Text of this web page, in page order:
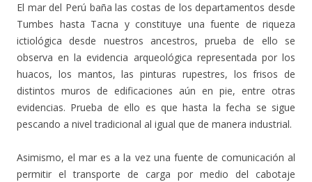
El mar del Perú baña las costas de los departamentos desde
Tumbes hasta Tacna y constituye una fuente de riqueza
ictiológica desde nuestros ancestros, prueba de ello se
observa en la evidencia arqueológica representada por los
huacos, los mantos, las pinturas rupestres, los frisos de
distintos muros de edificaciones aún en pie, entre otras
evidencias. Prueba de ello es que hasta la fecha se sigue
pescando a nivel tradicional al igual que de manera industrial.
Asimismo, el mar es a la vez una fuente de comunicación al
permitir el transporte de carga por medio del cabotaje